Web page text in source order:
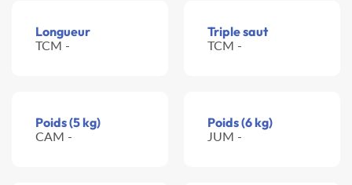
Longueur
TCM -
Triple saut
TCM -
Poids (5 kg)
CAM -
Poids (6 kg)
JUM -